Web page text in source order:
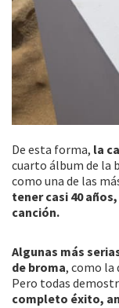
De esta forma, la
cuarto álbum de la
como una de las
tener casi 40
canción.
Algunas más
de broma, como la
Pero todas
completo éxito,